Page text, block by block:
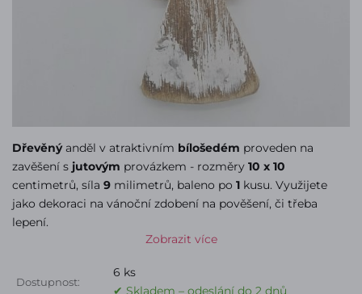
Dřevěnýanděl v atraktivním bílošedém proveden na
zavěšení s jutovým provázkem - rozměry 10 x 10
centimetrů, síla 9 milimetrů, baleno po 1 kusu. Využijete
jako dekoraci na vánoční zdobení na pověšení, či třeba
lepení.
Zobrazit více
Dostupnost:
6 ks
✔ Skladem – odeslání do 2 dnů